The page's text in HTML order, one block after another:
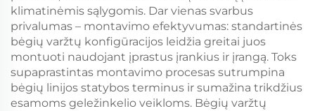
klimatinėmis sąlygomis. Dar vienas svarbus
privalumas – montavimo efektyvumas: standartinės
bėgių varžtų konfigūracijos leidžia greitai juos
montuoti naudojant įprastus įrankius ir įrangą. Toks
supaprastintas montavimo procesas sutrumpina
bėgių linijos statybos terminus ir sumažina trikdžius
esamoms geležinkelio veikloms. Bėgių varžtų